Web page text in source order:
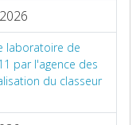
laboratoire de
par l'agence des
du classeur